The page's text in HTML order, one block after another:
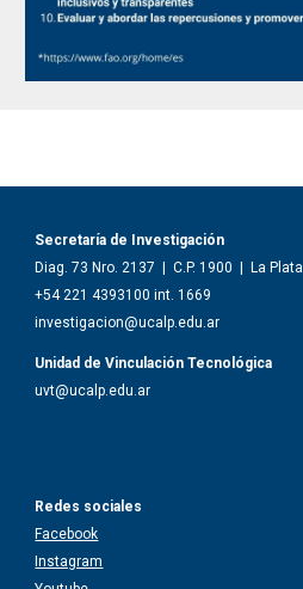
Secretaría de Investigación
Diag. 73 Nro. 2137
C.P. 1900
La Plata
+54 221 4393100 int. 1669
investigacion@ucalp.edu.ar
Unidad de Vinculación Tecnológica
uvt@ucalp.edu.ar
Redes sociales
Facebook
Instagram